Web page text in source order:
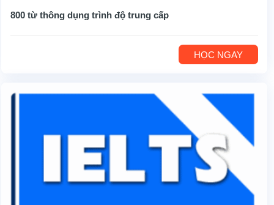
800 từ thông dụng trình độ trung cấp
HỌC NGAY